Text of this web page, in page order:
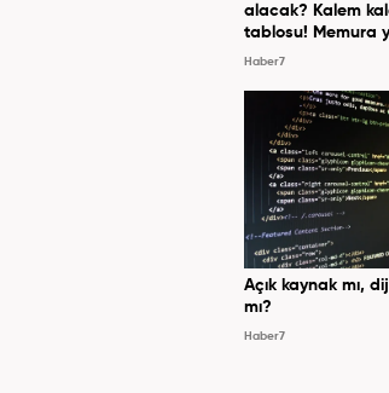
alacak? Kalem
tablosu! Memura
Haber7
Açık kaynak mı,
mı?
Haber7